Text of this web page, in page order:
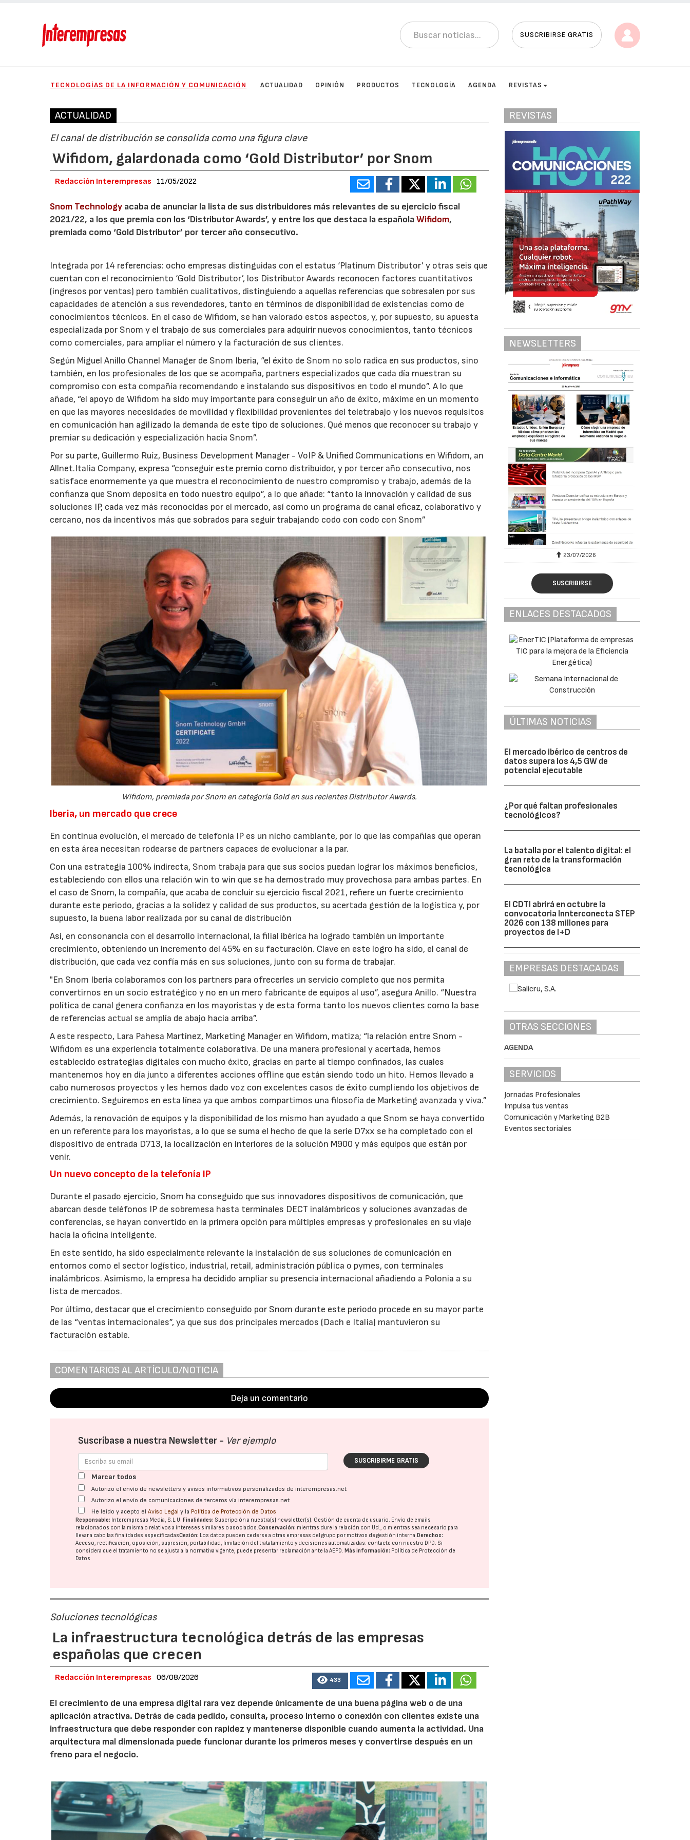
SUSCRIBIRSE GRATIS
TECNOLOGÍAS DE LA INFORMACIÓN Y COMUNICACIÓN ACTUALIDAD OPINIÓN PRODUCTOS TECNOLOGÍA AGENDA REVISTAS
ACTUALIDAD
El canal de distribución se consolida como una figura clave
Wifidom, galardonada como ‘Gold Distributor’ por Snom
Redacción Interempresas 11/05/2022
Snom Technology acaba de anunciar la lista de sus distribuidores más relevantes de su ejercicio fiscal
2021/22, a los que premia con los ‘Distributor Awards’, y entre los que destaca la españolaWifidom,
premiada como ‘Gold Distributor’ por tercer año consecutivo.
Integrada por 14 referencias: ocho empresas distinguidas con el estatus ‘Platinum Distributor’ y otras seis que
cuentan con el reconocimiento ‘Gold Distributor’, los Distributor Awards reconocen factores cuantitativos
(ingresos por ventas) pero también cualitativos, distinguiendo a aquellas referencias que sobresalen por sus
capacidades de atención a sus revendedores, tanto en términos de disponibilidad de existencias como de
conocimientos técnicos. En el caso de Wifidom, se han valorado estos aspectos, y, por supuesto, su apuesta
especializada por Snom y el trabajo de sus comerciales para adquirir nuevos conocimientos, tanto técnicos
como comerciales, para ampliar el número y la facturación de sus clientes.
Según Miguel Anillo Channel Manager de Snom Iberia, “el éxito de Snom no solo radica en sus productos, sino
también, en los profesionales de los que se acompaña, partners especializados que cada día muestran su
compromiso con esta compañía recomendando e instalando sus dispositivos en todo el mundo”. A lo que
añade, “el apoyo de Wifidom ha sido muy importante para conseguir un año de éxito, máxime en un momento
en que las mayores necesidades de movilidad y flexibilidad provenientes del teletrabajo y los nuevos requisitos
en comunicación han agilizado la demanda de este tipo de soluciones. Qué menos que reconocer su trabajo y
premiar su dedicación y especialización hacia Snom”.
Por su parte, Guillermo Ruíz, Business Development Manager - VoIP & Unified Communications en Wifidom, an
Allnet.Italia Company, expresa “conseguir este premio como distribuidor, y por tercer año consecutivo, nos
satisface enormemente ya que muestra el reconocimiento de nuestro compromiso y trabajo, además de la
confianza que Snom deposita en todo nuestro equipo”, a lo que añade: “tanto la innovación y calidad de sus
soluciones IP, cada vez más reconocidas por el mercado, así como un programa de canal eficaz, colaborativo y
cercano, nos da incentivos más que sobrados para seguir trabajando codo con codo con Snom”
Wifidom, premiada por Snom en categoría Gold en sus recientes Distributor Awards.
Iberia, un mercado que crece
En continua evolución, el mercado de telefonía IP es un nicho cambiante, por lo que las compañías que operan
en esta área necesitan rodearse de partners capaces de evolucionar a la par.
Con una estrategia 100% indirecta, Snom trabaja para que sus socios puedan lograr los máximos beneficios,
estableciendo con ellos una relación win to win que se ha demostrado muy provechosa para ambas partes. En
el caso de Snom, la compañía, que acaba de concluir su ejercicio fiscal 2021, refiere un fuerte crecimiento
durante este periodo, gracias a la solidez y calidad de sus productos, su acertada gestión de la logística y, por
supuesto, la buena labor realizada por su canal de distribución
Así, en consonancia con el desarrollo internacional, la filial ibérica ha logrado también un importante
crecimiento, obteniendo un incremento del 45% en su facturación. Clave en este logro ha sido, el canal de
distribución, que cada vez confía más en sus soluciones, junto con su forma de trabajar.
"En Snom Iberia colaboramos con los partners para ofrecerles un servicio completo que nos permita
convertirnos en un socio estratégico y no en un mero fabricante de equipos al uso”, asegura Anillo. “Nuestra
política de canal genera confianza en los mayoristas y de esta forma tanto los nuevos clientes como la base
de referencias actual se amplía de abajo hacia arriba”.
A este respecto, Lara Pahesa Martínez, Marketing Manager en Wifidom, matiza; “la relación entre Snom -
Wifidom es una experiencia totalmente colaborativa. De una manera profesional y acertada, hemos
establecido estrategias digitales con mucho éxito, gracias en parte al tiempo confinados, las cuales
mantenemos hoy en día junto a diferentes acciones offline que están siendo todo un hito. Hemos llevado a
cabo numerosos proyectos y les hemos dado voz con excelentes casos de éxito cumpliendo los objetivos de
crecimiento. Seguiremos en esta línea ya que ambos compartimos una filosofía de Marketing avanzada y viva.”
Además, la renovación de equipos y la disponibilidad de los mismo han ayudado a que Snom se haya convertido
en un referente para los mayoristas, a lo que se suma el hecho de que la serie D7xx se ha completado con el
dispositivo de entrada D713, la localización en interiores de la solución M900 y más equipos que están por
venir.
Un nuevo concepto de la telefonía IP
Durante el pasado ejercicio, Snom ha conseguido que sus innovadores dispositivos de comunicación, que
abarcan desde teléfonos IP de sobremesa hasta terminales DECT inalámbricos y soluciones avanzadas de
conferencias, se hayan convertido en la primera opción para múltiples empresas y profesionales en su viaje
hacia la oficina inteligente.
En este sentido, ha sido especialmente relevante la instalación de sus soluciones de comunicación en
entornos como el sector logístico, industrial, retail, administración pública o pymes, con terminales
inalámbricos. Asimismo, la empresa ha decidido ampliar su presencia internacional añadiendo a Polonia a su
lista de mercados.
Por último, destacar que el crecimiento conseguido por Snom durante este periodo procede en su mayor parte
de las “ventas internacionales”, ya que sus dos principales mercados (Dach e Italia) mantuvieron su
facturación estable.
COMENTARIOS AL ARTÍCULO/NOTICIA
Deja un comentario
Suscríbase a nuestra Newsletter - Ver ejemplo
SUSCRIBIRME GRATIS
Marcar todos
Autorizo el envío de newsletters y avisos informativos personalizados de interempresas.net
Autorizo el envío de comunicaciones de terceros vía interempresas.net
He leído y acepto elAviso Legal y la Política de Protección de Datos
Responsable: Interempresas Media, S.L.U.Finalidades: Suscripción a nuestra(s) newsletter(s). Gestión de cuenta de usuario. Envío de emails
relacionados con la misma o relativos a intereses similares o asociados.Conservación: mientras dure la relación con Ud., o mientras sea necesario para
llevar a cabo las finalidades especificadasCesión: Los datos pueden cederse a otras empresas del grupo por motivos de gestión interna.Derechos:
Acceso, rectificación, oposición, supresión, portabilidad, limitación del tratatamiento y decisiones automatizadas: contacte con nuestro DPD. Si
considera que el tratamiento no se ajusta a la normativa vigente, puede presentar reclamación ante laAEPD.Más información: Política de Protección de
Datos
Soluciones tecnológicas
La infraestructura tecnológica detrás de las empresas
españolas que crecen
Redacción Interempresas 06/08/2026 433
El crecimiento de una empresa digital rara vez depende únicamente de una buena página web o de una
aplicación atractiva. Detrás de cada pedido, consulta, proceso interno o conexión con clientes existe una
infraestructura que debe responder con rapidez y mantenerse disponible cuando aumenta la actividad. Una
arquitectura mal dimensionada puede funcionar durante los primeros meses y convertirse después en un
freno para el negocio.
REVISTAS
NEWSLETTERS
23/07/2026 30/07/2026 23/07/2026
SUSCRIBIRSE
ENLACES DESTACADOS
ÚLTIMAS NOTICIAS
El mercado ibérico de centros de
datos supera los 4,5 GW de
potencial ejecutable
¿Por qué faltan profesionales
tecnológicos?
La batalla por el talento digital: el
gran reto de la transformación
tecnológica
El CDTI abrirá en octubre la
convocatoria Innterconecta STEP
2026 con 138 millones para
proyectos de I+D
EMPRESAS DESTACADAS
OTRAS SECCIONES
AGENDA
SERVICIOS
Jornadas Profesionales
Impulsa tus ventas
Comunicación y Marketing B2B
Eventos sectoriales